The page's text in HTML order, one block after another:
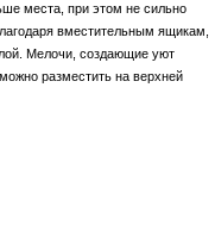
места, при этом не сильно
вместительным ящикам,
Мелочи, создающие уют
разместить на верхней